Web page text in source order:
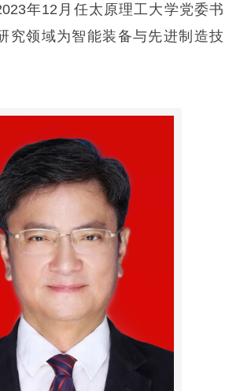
年12月任太原理工大学党委书
究领域为智能装备与先进制造技